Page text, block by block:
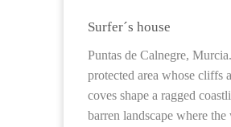
Surfer´s house
Puntas de Calnegre,
protected area whose cliffs
coves shape a ragged
barren landscape where the